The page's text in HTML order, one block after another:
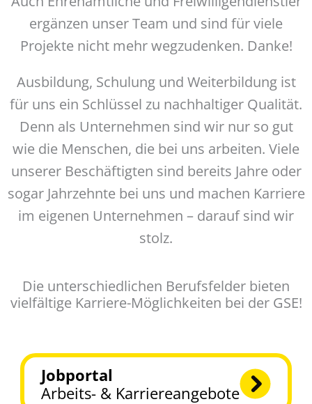
ergänzen unser Team und sind für viele
Projekte nicht mehr wegzudenken. Danke!
Ausbildung, Schulung und Weiterbildung ist
für uns ein Schlüssel zu nachhaltiger Qualität.
Denn als Unternehmen sind wir nur so gut
wie die Menschen, die bei uns arbeiten. Viele
unserer Beschäftigten sind bereits Jahre oder
sogar Jahrzehnte bei uns und machen Karriere
im eigenen Unternehmen – darauf sind wir
stolz.
Die unterschiedlichen Berufsfelder bieten
vielfältige Karriere-Möglichkeiten bei der GSE!
Jobportal
Arbeits- & Karriere­angebote